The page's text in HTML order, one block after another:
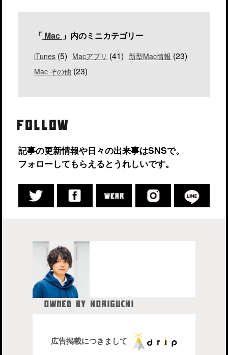
「 Mac 」内のミニカテゴリー
iTunes (5) Macアプリ (41) 新型Mac情報 (23)
Mac その他 (23)
FOLLOW
記事の更新情報や日々の出来事はSNSで。
フォローしてもらえるとうれしいです。
OWNED BY HORIGUCHI
株式会社drip代表取締役社長
広告掲載につきまして